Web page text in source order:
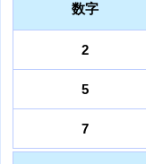
数字
2
5
7